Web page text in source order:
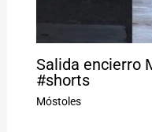
Salida encierro
#shorts
Móstoles